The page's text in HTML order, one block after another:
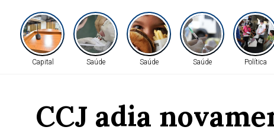
Capital Saúde Saúde Saúde Política
CCJ adia